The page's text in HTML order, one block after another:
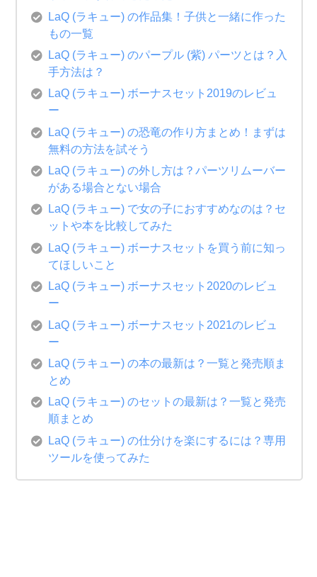
LaQ (ラキュー) の作品集！子供と一緒に作った
もの一覧
LaQ (ラキュー) のパープル (紫) パーツとは？入
手方法は？
LaQ (ラキュー) ボーナスセット2019のレビュ
ー
LaQ (ラキュー) の恐竜の作り方まとめ！まずは
無料の方法を試そう
LaQ (ラキュー) の外し方は？パーツリムーバー
がある場合とない場合
LaQ (ラキュー) で女の子におすすめなのは？セ
ットや本を比較してみた
LaQ (ラキュー) ボーナスセットを買う前に知っ
てほしいこと
LaQ (ラキュー) ボーナスセット2020のレビュ
ー
LaQ (ラキュー) ボーナスセット2021のレビュ
ー
LaQ (ラキュー) の本の最新は？一覧と発売順ま
とめ
LaQ (ラキュー) のセットの最新は？一覧と発売
順まとめ
LaQ (ラキュー) の仕分けを楽にするには？専用
ツールを使ってみた